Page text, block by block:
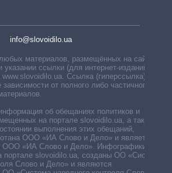
info@slovoidilo.ua
материалов, размещённых на сайте,
указании ссылки (для интернет-изданий —
www.slovoidilo.ua. Ссылка (гиперссылка)
от полного либо частичного
об обещаниях политиков и
на портале slovoidilo.ua, а также
выполнения этих обещаний,
ООО «ИА Слово и Дело» и является
ООО «ИА Слово и Дело». Инфографики,
slovoidilo.ua, созданы ОО «Система
Слово и Дело» и являются